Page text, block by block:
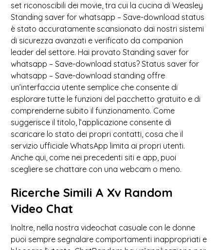
set riconoscibili dei movie, tra cui la cucina di Weasley
Standing saver for whatsapp – Save-download status
è stato accuratamente scansionato dai nostri sistemi
di sicurezza avanzati e verificato da companion
leader del settore. Hai provato Standing saver for
whatsapp – Save-download status? Status saver for
whatsapp – Save-download standing offre
un’interfaccia utente semplice che consente di
esplorare tutte le funzioni del pacchetto gratuito e di
comprenderne subito il funzionamento. Come
suggerisce il titolo, l’applicazione consente di
scaricare lo stato dei propri contatti, cosa che il
servizio ufficiale WhatsApp limita ai propri utenti.
Anche qui, come nei precedenti siti e app, puoi
scegliere se chattare con una webcam o meno.
Ricerche Simili A Xv Random
Video Chat
Inoltre, nella nostra videochat casuale con le donne
puoi sempre segnalare comportamenti inappropriati e